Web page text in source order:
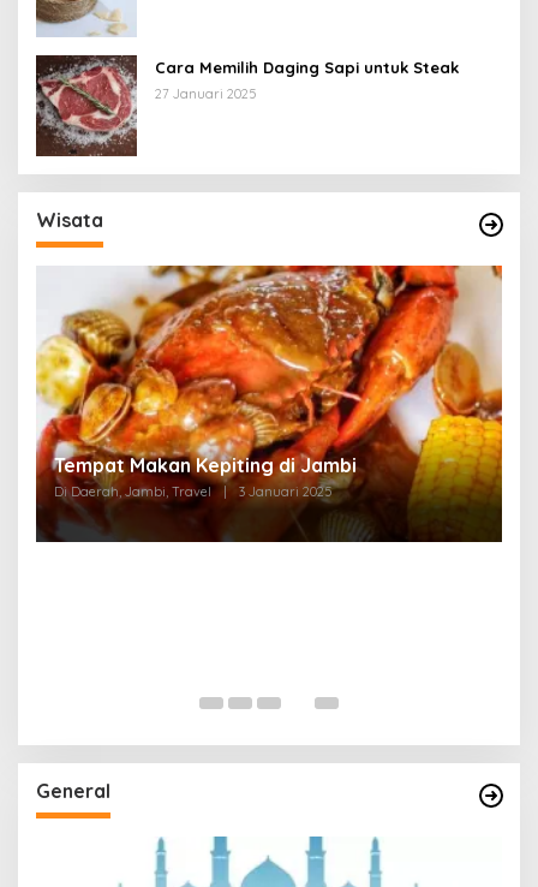
Cara Memilih Daging Sapi untuk Steak
27 Januari 2025
Wisata
Tempat Makan di Thehok Jambi
Di Daerah, Jambi, Travel 3 Januari 2025
General